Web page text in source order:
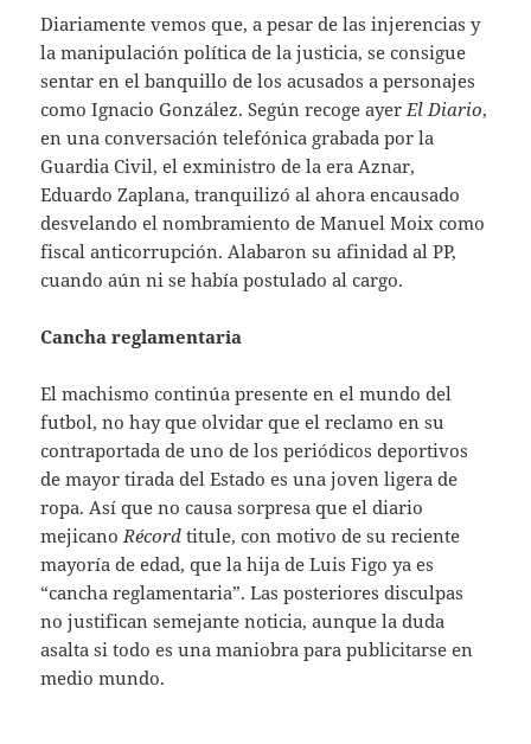
Diariamente vemos que, a pesar de las injerencias y
la manipulación política de la justicia, se consigue
sentar en el banquillo de los acusados a personajes
como Ignacio González. Según recoge ayerEl Diario,
en una conversación telefónica grabada por la
Guardia Civil, el exministro de la era Aznar,
Eduardo Zaplana, tranquilizó al ahora encausado
desvelando el nombramiento de Manuel Moix como
fiscal anticorrupción. Alabaron su afinidad al PP,
cuando aún ni se había postulado al cargo.
Cancha reglamentaria
El machismo continúa presente en el mundo del
futbol, no hay que olvidar que el reclamo en su
contraportada de uno de los periódicos deportivos
de mayor tirada del Estado es una joven ligera de
ropa. Así que no causa sorpresa que el diario
mejicanoRécord titule, con motivo de su reciente
mayoría de edad, que la hija de Luis Figo ya es
“cancha reglamentaria”. Las posteriores disculpas
no justifican semejante noticia, aunque la duda
asalta si todo es una maniobra para publicitarse en
medio mundo.